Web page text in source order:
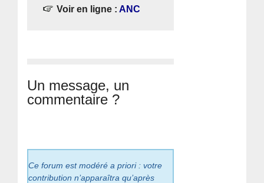
Voir en ligne :ANC
Un message, un
commentaire ?
Ce forum est modéré a priori : votre
contribution n’apparaîtra qu’après